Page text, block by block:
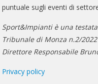
puntuale sugli eventi di
Sport&Impianti è una
Tribunale di Monza n.2/
Direttore Responsabile
Privacy policy